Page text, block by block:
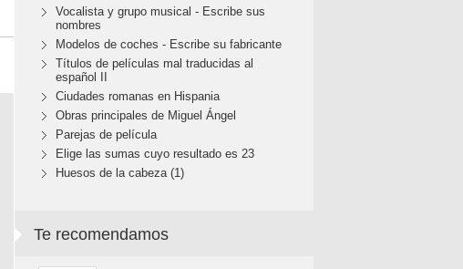
Vocalista y grupo musical - Escribe sus
nombres
Modelos de coches - Escribe su fabricante
Títulos de películas mal traducidas al
español II
Ciudades romanas en Hispania
Obras principales de Miguel Ángel
Parejas de película
Elige las sumas cuyo resultado es 23
Huesos de la cabeza (1)
Te recomendamos